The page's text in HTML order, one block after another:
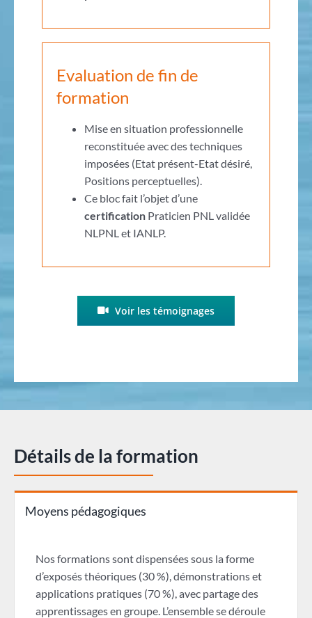
Evaluation de fin de
formation
Mise en situation professionnelle
reconstituée avec des techniques
imposées (Etat présent-Etat désiré,
Positions perceptuelles).
Ce bloc fait l’objet d’une
certificationPraticien PNL validée
NLPNL et IANLP.
Voir les témoignages
Détails de la formation
Moyens pédagogiques
Nos formations sont dispensées sous la forme
d’exposés théoriques (30 %), démonstrations et
applications pratiques (70 %), avec partage des
apprentissages en groupe. L’ensemble se déroule